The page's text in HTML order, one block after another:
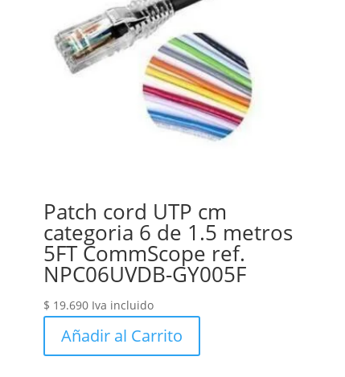
Patch cord UTP cm
categoria 6 de 1.5 metros
5FT CommScope ref.
NPC06UVDB-GY005F
$ 19.690 Iva incluido
Añadir al Carrito